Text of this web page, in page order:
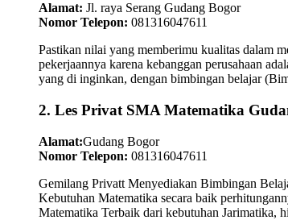
Alamat: Jl. raya Serang Gudang Bogor
Nomor Telepon: 081316047611
Pastikan nilai yang memberimu kualitas dalam
pekerjaannya karena kebanggan perusahaan
yang di inginkan, dengan bimbingan belajar
2. Les Privat SMA Matematika
Alamat:Gudang Bogor
Nomor Telepon: 081316047611
Gemilang Privatt Menyediakan Bimbingan
Kebutuhan Matematika secara baik
Matematika Terbaik dari kebutuhan Jarimatika,